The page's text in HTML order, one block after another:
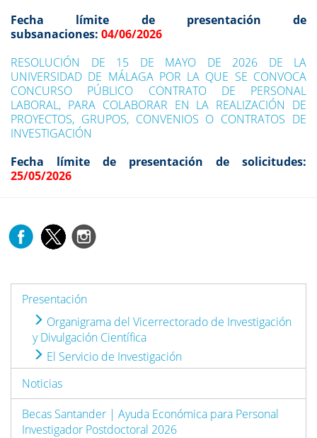
Fecha límite de presentación de
subsanaciones: 04/06/2026
RESOLUCIÓN DE 15 DE MAYO DE 2026 DE LA
UNIVERSIDAD DE MÁLAGA POR LA QUE SE CONVOCA
CONCURSO PÚBLICO CONTRATO DE PERSONAL
LABORAL, PARA COLABORAR EN LA REALIZACIÓN DE
PROYECTOS, GRUPOS, CONVENIOS O CONTRATOS DE
INVESTIGACIÓN
Fecha límite de presentación de solicitudes:
25/05/2026
Presentación
Organigrama del Vicerrectorado de Investigación
y Divulgación Científica
El Servicio de Investigación
Noticias
Becas Santander | Ayuda Económica para Personal
Investigador Postdoctoral 2026